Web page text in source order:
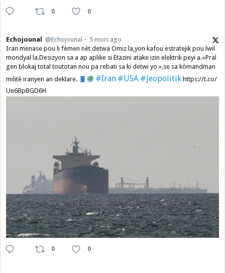
0 0
Echojounal @Echojounal
5 mois ago
Iran menase pou li fèmen nèt detwa Omiz la,yon kafou estratejik pou lwil
mondyal la.Desizyon sa a ap aplike si Etazini atake izin elektrik peyi a.​«Pral
gen blokaj total toutotan nou pa rebati sa ki detwi yo »,se sa kòmandman
militè iranyen an deklare.
#Iran #USA #Jeopolitikhttps://t.co/
Ue6BpBGD6H
0 0